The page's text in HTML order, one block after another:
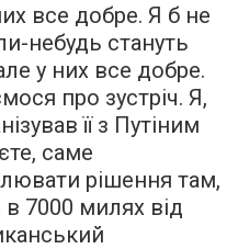
все добре. Я б не
небудь стануть
у них все добре.
про зустріч. Я,
її з Путіним
саме
рішення там,
7000 милях від